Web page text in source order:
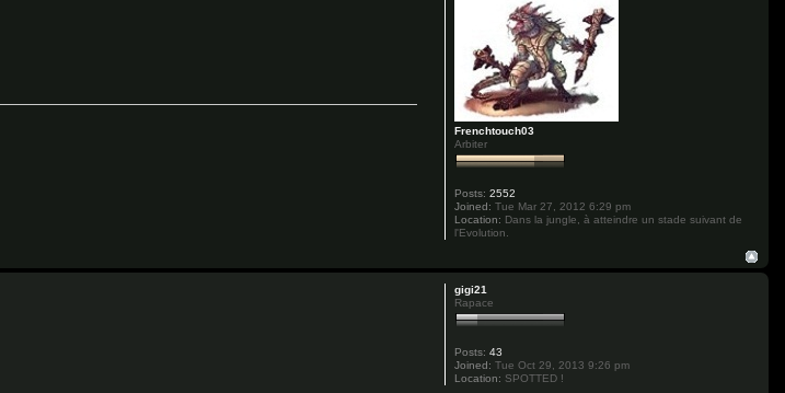
Frenchtouch03
Arbiter
Posts: 2552
Joined: Tue Mar 27, 2012 6:29 pm
Location: Dans la jungle, à atteindre un stade suivant de
l'Evolution.
gigi21
Rapace
Posts: 43
Joined: Tue Oct 29, 2013 9:26 pm
Location: SPOTTED !